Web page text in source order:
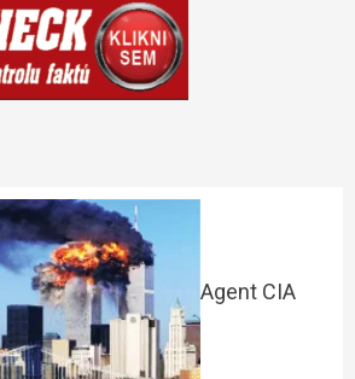
Agent CIA